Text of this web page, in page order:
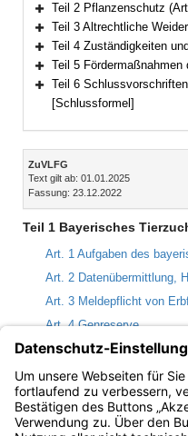
Bereich erweitern
Teil 2 Pflanzenschutz
Bereich erweitern
Teil 3 Altrechtliche
Bereich erweitern
Teil 4 Zuständigkeiten
Bereich erweitern
Teil 5 Fördermaßnahmen
Bereich erweitern
Teil 6
[Schlussformel]
Inhalt
ZuVLFG
Text gilt ab: 01.01.2025
Fassung: 23.12.2022
Teil 1 Bayerisches
Art. 1 Aufgaben des
Art. 2 Datenübermittlung,
Art. 3 Meldepflicht von
Art. 4 Genreserve
Art. 5 Bienen
Art. 6 Ermächtigung zum
Art. 7 Ordnungswidrigkeit